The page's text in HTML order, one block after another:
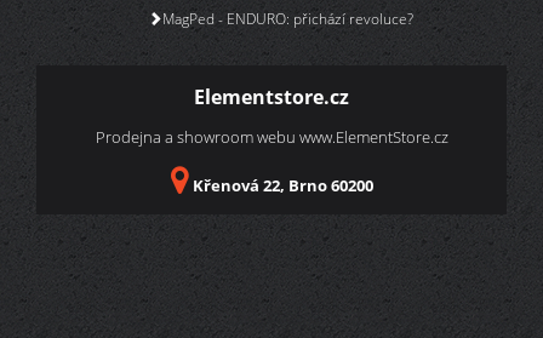
MagPed - ENDURO: přichází revoluce?
Elementstore.cz
Prodejna a showroom webu www.ElementStore.cz
Křenová 22, Brno 60200